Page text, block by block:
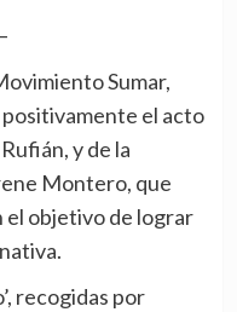
el acto
y de la
Montero, que
el objetivo de lograr